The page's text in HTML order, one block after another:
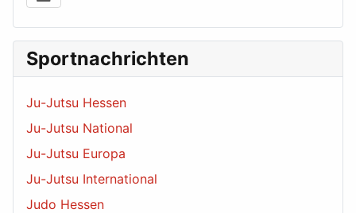
Sportnachrichten
Ju-Jutsu Hessen
Ju-Jutsu National
Ju-Jutsu Europa
Ju-Jutsu International
Judo Hessen